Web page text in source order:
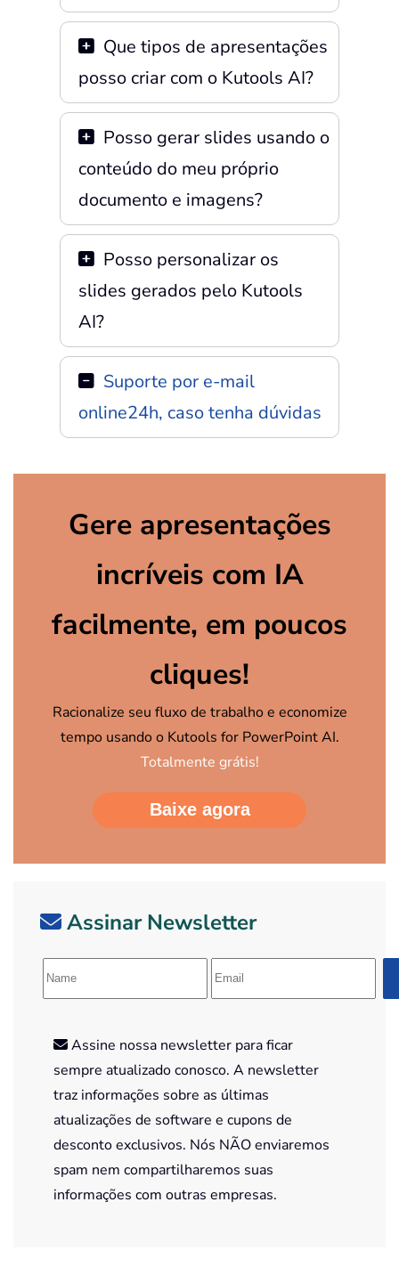
Que tipos de apresentações
posso criar com o Kutools AI?
Posso gerar slides usando o
conteúdo do meu próprio
documento e imagens?
Posso personalizar os
slides gerados pelo Kutools
AI?
Suporte por e-mail
online24h, caso tenha dúvidas
Gere apresentações
incríveis com IA
facilmente, em poucos
cliques!
Racionalize seu fluxo de trabalho e economize
tempo usando o Kutools for PowerPoint AI.
Totalmente grátis!
Assinar Newsletter
Assine nossa newsletter para ficar
sempre atualizado conosco. A newsletter
traz informações sobre as últimas
atualizações de software e cupons de
desconto exclusivos. Nós NÃO enviaremos
spam nem compartilharemos suas
informações com outras empresas.